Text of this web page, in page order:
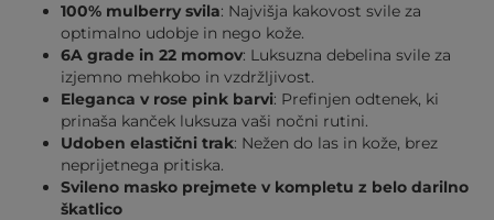
100% mulberry svila: Najvišja kakovost svile za
optimalno udobje in nego kože.
6A grade in 22 momov: Luksuzna debelina svile za
izjemno mehkobo in vzdržljivost.
Eleganca v rose pink barvi: Prefinjen odtenek, ki
prinaša kanček luksuza vaši nočni rutini.
Udoben elastični trak: Nežen do las in kože, brez
neprijetnega pritiska.
Svileno masko prejmete v kompletu z belo darilno
škatlico